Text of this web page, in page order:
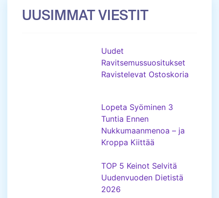
UUSIMMAT VIESTIT
Uudet
Ravitsemussuositukset
Ravistelevat Ostoskoria
Lopeta Syöminen 3
Tuntia Ennen
Nukkumaanmenoa – ja
Kroppa Kiittää
TOP 5 Keinot Selvitä
Uudenvuoden Dietistä
2026